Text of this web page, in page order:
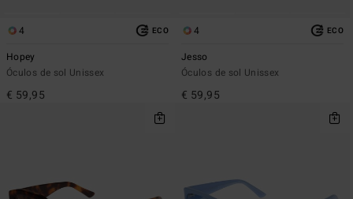
4 ECO
Hopey
Óculos de sol Unissex
€ 59,95
4 ECO
Jesso
Óculos de sol Unissex
€ 59,95